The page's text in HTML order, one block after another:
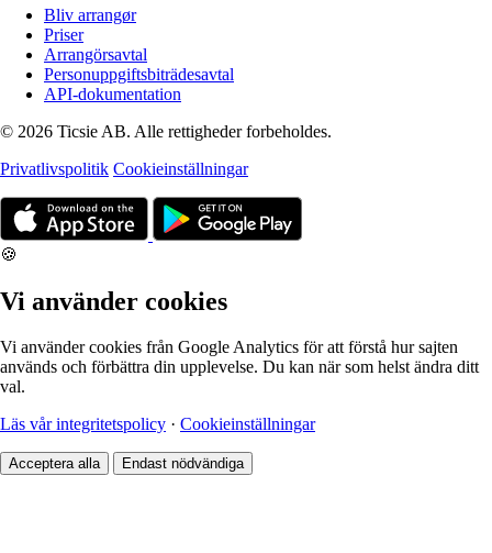
Bliv arrangør
Priser
Arrangörsavtal
Personuppgiftsbiträdesavtal
API-dokumentation
© 2026 Ticsie AB. Alle rettigheder forbeholdes.
Privatlivspolitik Cookieinställningar
🍪
Vi använder cookies
Vi använder cookies från Google Analytics för att förstå hur sajten
används och förbättra din upplevelse. Du kan när som helst ändra ditt
val.
Läs vår integritetspolicy · Cookieinställningar
Acceptera alla Endast nödvändiga